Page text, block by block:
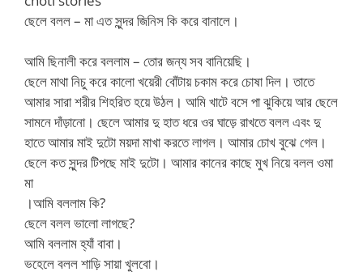
ছেলে বলল – মা এত সুন্দর জিনিস কি করে বানালে।
আমি ছিনালী করে বললাম – তোর জন্য সব বানিয়েছি।
ছেলে মাথা নিচু করে কালো খয়েরী বোঁটায় চকাম করে চোষা দিল। তাতে
আমার সারা শরীর শিহরিত হয়ে উঠল। আমি খাটে বসে পা ঝুকিয়ে আর ছেলে
সামনে দাঁড়ানো। ছেলে আমার দু হাত ধরে ওর ঘাড়ে রাখতে বলল এবং দু
হাতে আমার মাই দুটো ময়দা মাখা করতে লাগল। আমার চোখ বুঝে গেল।
ছেলে কত সুন্দর টিপছে মাই দুটো। আমার কানের কাছে মুখ নিয়ে বলল ওমা
মা
।আমি বললাম কি?
ছেলে বলল ভালো লাগছে?
আমি বললাম হ্যাঁ বাবা।
ভহেলে বলল শাড়ি সায়া খুলবো।